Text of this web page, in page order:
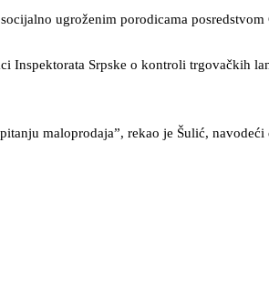
ugroženim porodicama
Inspektorata Srpske o kontroli trgovačkih
maloprodaja”, rekao je Šulić,